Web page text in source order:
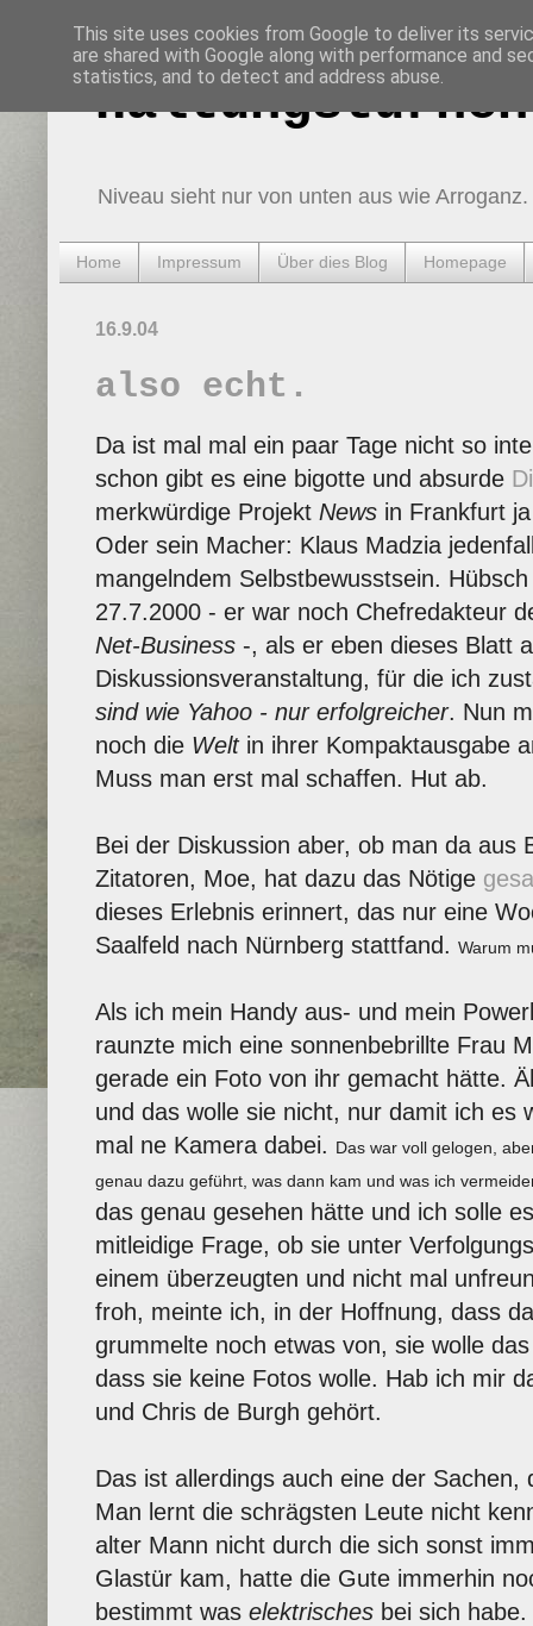
Haltungsturnen
Niveau sieht nur von unten aus wie Arroganz.
Home Impressum Über dies Blog Homepage
16.9.04
also echt.
Da ist mal mal ein paar Tage nicht so
schon gibt es eine bigotte und absurde
merkwürdige Projekt News in Frankfurt
Oder sein Macher: Klaus Madzia
mangelndem Selbstbewusstsein.
27.7.2000 - er war noch Chefredakteur
Net-Business -, als er eben dieses Blatt
Diskussionsveranstaltung, für die ich
sind wie Yahoo - nur erfolgreicher. Nun
noch die Weltin ihrer Kompaktausgabe
Muss man erst mal schaffen. Hut ab.
Bei der Diskussion aber, ob man da aus
Zitatoren, Moe, hat dazu das Nötige
dieses Erlebnis erinnert, das nur eine
Saalfeld nach Nürnberg stattfand. Warum
Als ich mein Handy aus- und mein
raunzte mich eine sonnenbebrillte Frau
gerade ein Foto von ihr gemacht hätte.
und das wolle sie nicht, nur damit ich es
mal ne Kamera dabei. Das war voll gelogen,
genau dazu geführt, was dann kam und was ich
das genau gesehen hätte und ich solle
mitleidige Frage, ob sie unter
einem überzeugten und nicht mal
froh, meinte ich, in der Hoffnung, dass
grummelte noch etwas von, sie wolle
dass sie keine Fotos wolle. Hab ich mir
und Chris de Burgh gehört.
Das ist allerdings auch eine der
Man lernt die schrägsten Leute nicht
alter Mann nicht durch die sich sonst
Glastür kam, hatte die Gute immerhin
bestimmt was elektrisches bei sich
This site uses cookies from Google to deliver its
are shared with Google along with performance and
statistics, and to detect and address abuse.